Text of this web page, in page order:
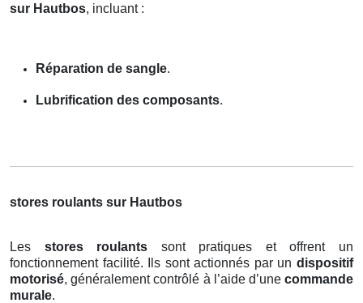
sur Hautbos, incluant :
Réparation de sangle.
Lubrification des composants.
stores roulants sur Hautbos
Les stores roulants sont pratiques et offrent un
fonctionnement facilité. Ils sont actionnés par un dispositif
motorisé, généralement contrôlé à l’aide d’une commande
murale.